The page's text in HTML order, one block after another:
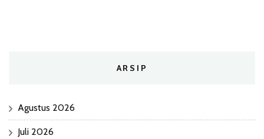
ARSIP
Agustus 2026
Juli 2026